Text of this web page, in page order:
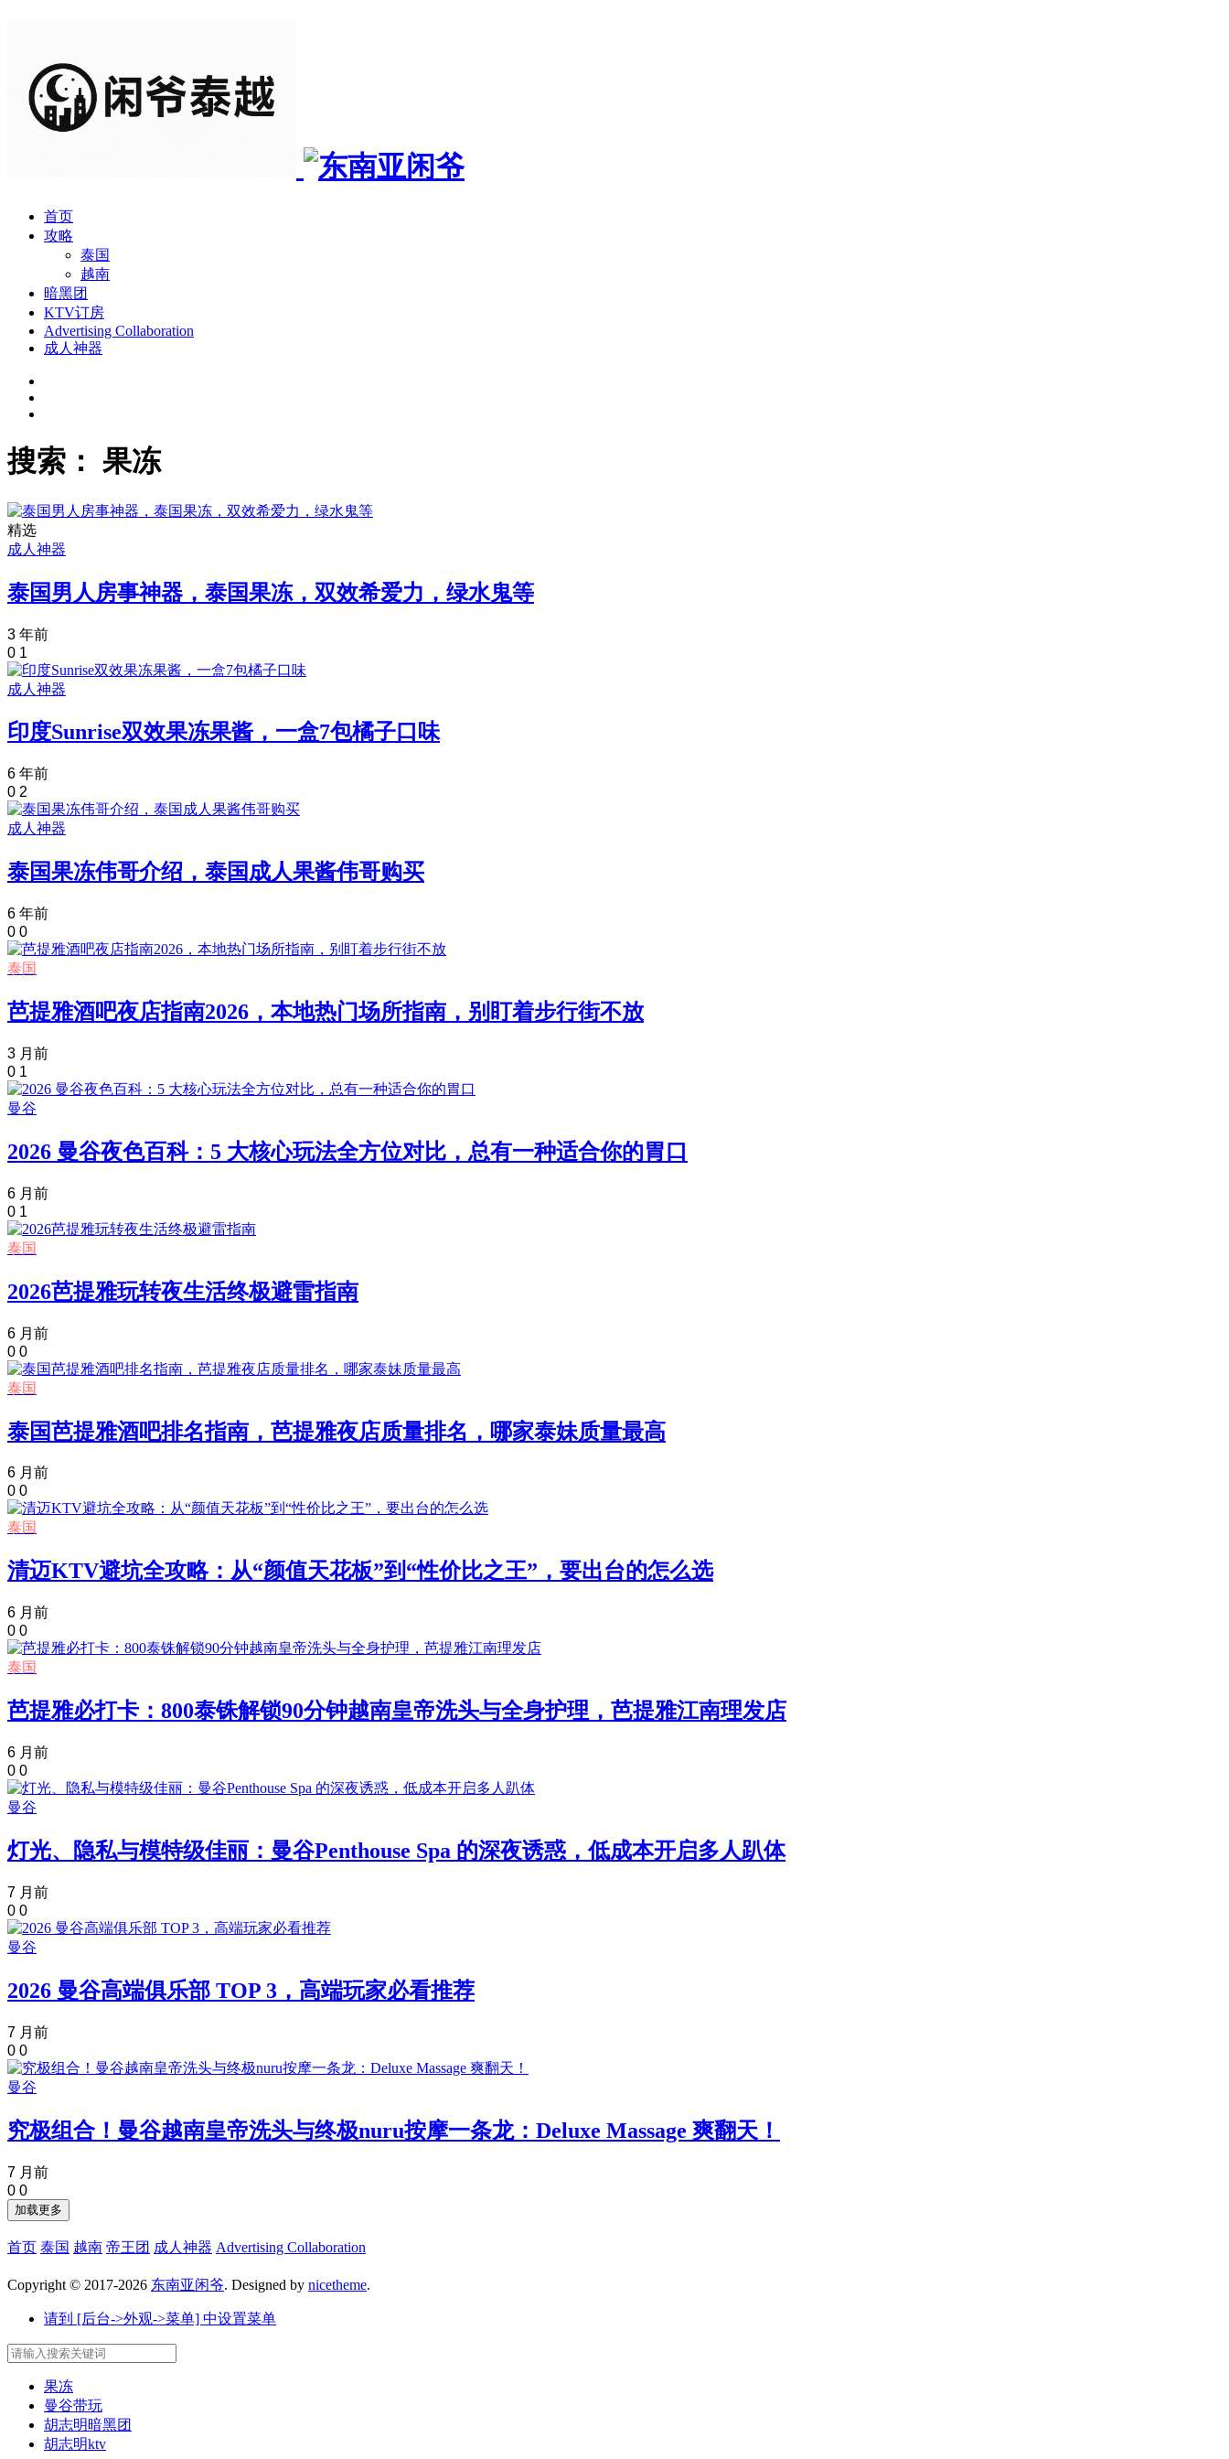
首页
攻略
泰国
越南
暗黑团
KTV订房
Advertising Collaboration
成人神器
搜索： 果冻
精选
成人神器
泰国男人房事神器，泰国果冻，双效希爱力，绿水鬼等
3 年前
0 1
成人神器
印度Sunrise双效果冻果酱，一盒7包橘子口味
6 年前
0 2
成人神器
泰国果冻伟哥介绍，泰国成人果酱伟哥购买
6 年前
0 0
泰国
芭提雅酒吧夜店指南2026，本地热门场所指南，别盯着步行街不放
3 月前
0 1
曼谷
2026 曼谷夜色百科：5 大核心玩法全方位对比，总有一种适合你的胃口
6 月前
0 1
泰国
2026芭提雅玩转夜生活终极避雷指南
6 月前
0 0
泰国
泰国芭提雅酒吧排名指南，芭提雅夜店质量排名，哪家泰妹质量最高
6 月前
0 0
泰国
清迈KTV避坑全攻略：从“颜值天花板”到“性价比之王”，要出台的怎么选
6 月前
0 0
泰国
芭提雅必打卡：800泰铢解锁90分钟越南皇帝洗头与全身护理，芭提雅江南理发店
6 月前
0 0
曼谷
灯光、隐私与模特级佳丽：曼谷Penthouse Spa 的深夜诱惑，低成本开启多人趴体
7 月前
0 0
曼谷
2026 曼谷高端俱乐部 TOP 3，高端玩家必看推荐
7 月前
0 0
曼谷
究极组合！曼谷越南皇帝洗头与终极nuru按摩一条龙：Deluxe Massage 爽翻天！
7 月前
0 0
加载更多
首页 泰国 越南 帝王团 成人神器 Advertising Collaboration
Copyright © 2017-2026 东南亚闲爷. Designed by nicetheme.
请到 [后台->外观->菜单] 中设置菜单
果冻
曼谷带玩
胡志明暗黑团
胡志明ktv